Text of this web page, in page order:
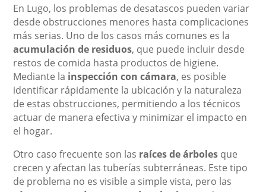
En Lugo, los problemas de desatascos pueden variar
desde obstrucciones menores hasta complicaciones
más serias. Uno de los casos más comunes es la
acumulación de residuos, que puede incluir desde
restos de comida hasta productos de higiene.
Mediante la inspección con cámara, es posible
identificar rápidamente la ubicación y la naturaleza
de estas obstrucciones, permitiendo a los técnicos
actuar de manera efectiva y minimizar el impacto en
el hogar.
Otro caso frecuente son las raíces de árboles que
crecen y afectan las tuberías subterráneas. Este tipo
de problema no es visible a simple vista, pero las